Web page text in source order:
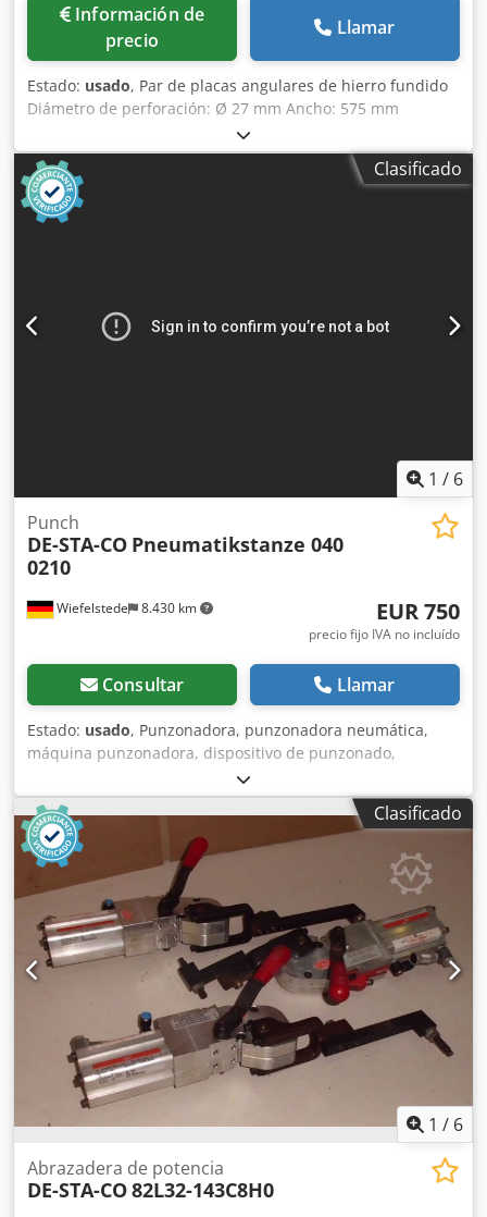
Información de
precio
Llamar
Estado: usado, Par de placas angulares de hierro fundido
Diámetro de perforación: Ø 27 mm Ancho: 575 mm
Crjdszmw Najpfx Afkof Profundidad: 2000 mm Altura total:
4000 mm Peso unitario: aprox. 6 toneladas
Clasificado
1 / 6
Wiefelstede 8.430 km
Punch
DE-STA-CO Pneumatikstanze 040
0210
EUR 750
precio fijo IVA no incluído
Consultar Llamar
Estado: usado, Punzonadora, punzonadora neumática,
máquina punzonadora, dispositivo de punzonado,
máquina perforadora, punzonadora neumática manual -
Fabricante: DE-STA-CO, punzonadora neumática -Tipo: 040
0210 -Punzón integrado: Ø 2,5 mm -Salida máxima: 25 mm
-Dimensiones: 190/200/A510 mm -Peso: 24 kg Crodpfx
Afsfwx Uyekef
Clasificado
1 / 6
Abrazadera de potencia
DE-STA-CO82L32-143C8H0